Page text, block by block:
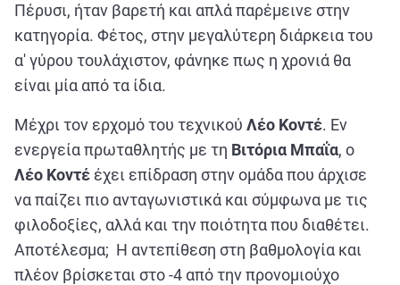
Πέρυσι, ήταν βαρετή και απλά παρέμεινε στην
κατηγορία. Φέτος, στην μεγαλύτερη διάρκεια του
α' γύρου τουλάχιστον, φάνηκε πως η χρονιά θα
είναι μία από τα ίδια.
Μέχρι τον ερχομό του τεχνικού Λέο Κοντέ. Εν
ενεργεία πρωταθλητής με τη Βιτόρια Μπαΐα, ο
Λέο Κοντέ έχει επίδραση στην ομάδα που άρχισε
να παίζει πιο ανταγωνιστικά και σύμφωνα με τις
φιλοδοξίες, αλλά και την ποιότητα που διαθέτει.
Αποτέλεσμα; Η αντεπίθεση στη βαθμολογία και
πλέον βρίσκεται στο -4 από την προνομιούχο